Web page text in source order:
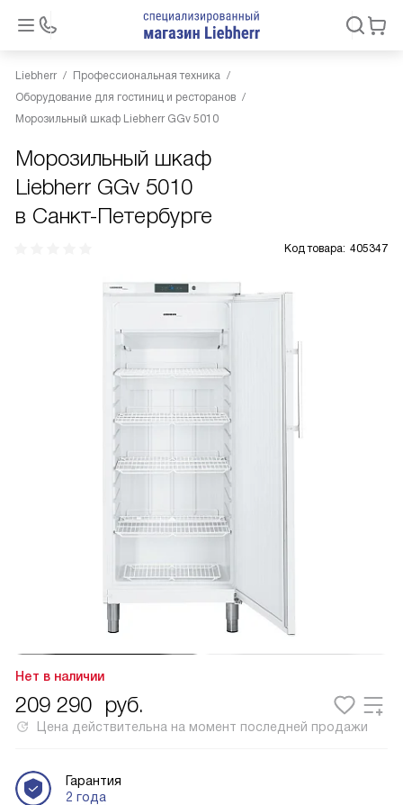
Liebherr
Профессиональная техника
Оборудование для гостиниц и ресторанов
Морозильный шкаф Liebherr GGv 5010
Морозильный шкаф
Liebherr GGv 5010
в Санкт-Петербурге
Код товара: 405347
Нет в наличии
209 290 руб.
Цена действительна на момент последней продажи
Гарантия
2 года